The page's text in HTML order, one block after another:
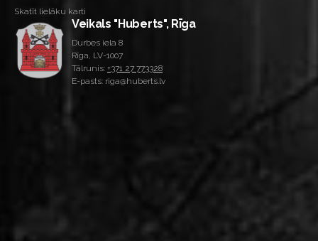
Skatīt lielāku karti
Veikals "Huberts", Rīga
Durbes iela 8
Rīga, LV-1007
Tālrunis: +371 27 773328
E-pasts: riga@huberts.lv